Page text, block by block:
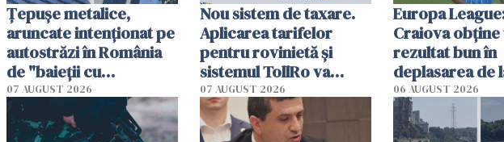
Țepușe metalice,
aruncate intenționat pe
autostrăzi în România
de "baieții cu
platforme": "Mi-au
cerut 1200 lei să mă
tracteze"
07 AUGUST 2026
Nou sistem de taxare.
Aplicarea tarifelor
pentru rovinietă şi
sistemul TollRo va
începe la 1 octombrie
07 AUGUST 2026
Europa
Craiova obține
rezultat bun în
deplasarea de
06 AUGUST 2026